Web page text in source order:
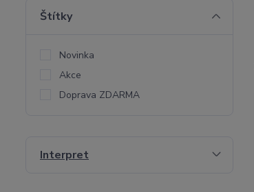
Štítky
Novinka
Akce
Doprava ZDARMA
Interpret